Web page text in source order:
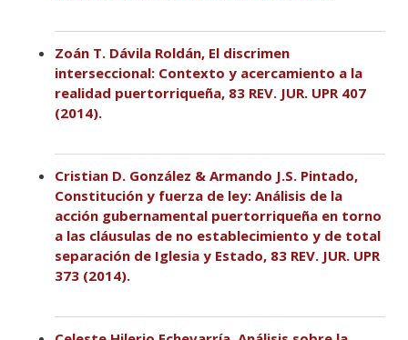
Zoán T. Dávila Roldán, El discrimen
interseccional: Contexto y acercamiento a la
realidad puertorriqueña, 83 REV. JUR. UPR 407
(2014).
Cristian D. González & Armando J.S. Pintado,
Constitución y fuerza de ley: Análisis de la
acción gubernamental puertorriqueña en torno
a las cláusulas de no establecimiento y de total
separación de Iglesia y Estado, 83 REV. JUR. UPR
373 (2014).